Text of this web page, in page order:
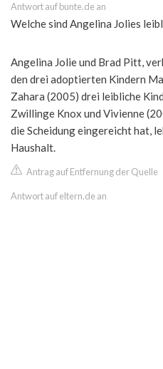
Antwort auf bunte.de an
Welche sind Angelina Jolies
Angelina Jolie und Brad Pitt,
den drei adoptierten Kindern
Zahara (2005) drei leibliche
Zwillinge Knox und Vivienne
die Scheidung eingereicht hat,
Haushalt.
Antrag auf Entfernung der Quelle
Antwort auf eltern.de an